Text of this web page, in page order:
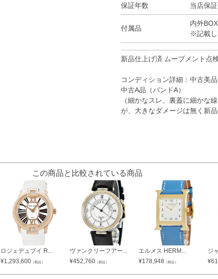
保証年数 当店保
付属品
内外BOX
※記載し
新品仕上げ済 ムーブメント点
コンディション詳細：中古美品
中古A品（バンドA）
（細かなスレ、裏蓋に細かな
が、大きなダメージは無く新
この商品と比較されている商品
ロジェデュブイ R...
¥1,293,600 （税込）
ヴァンクリーフアー...
¥452,760 （税込）
エルメス HERM...
¥178,948 （税込）
ジ
¥